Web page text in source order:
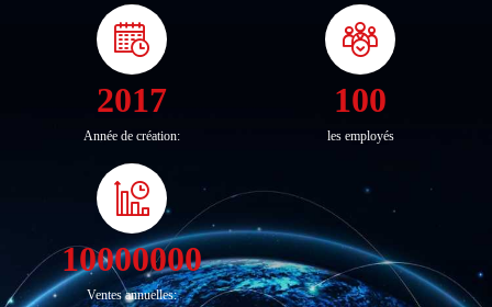
2017
Année de création:
100
les employés
10000000
Ventes annuelles: